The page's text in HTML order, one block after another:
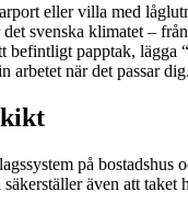
eller villa med
svenska klimatet –
papptak,
när det passar dig.
på bostadshus
även att